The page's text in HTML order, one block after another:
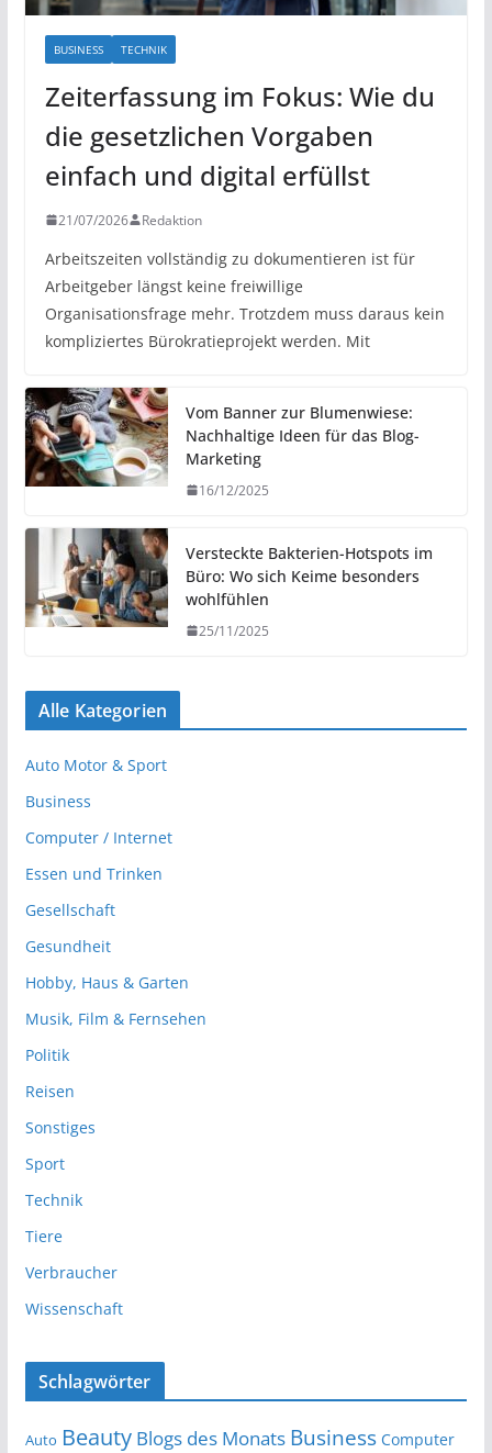
BUSINESS TECHNIK
Zeiterfassung im Fokus: Wie du
die gesetzlichen Vorgaben
einfach und digital erfüllst
21/07/2026 Redaktion
Arbeitszeiten vollständig zu dokumentieren ist für
Arbeitgeber längst keine freiwillige
Organisationsfrage mehr. Trotzdem muss daraus kein
kompliziertes Bürokratieprojekt werden. Mit
Vom Banner zur Blumenwiese:
Nachhaltige Ideen für das Blog-
Marketing
16/12/2025
Versteckte Bakterien-Hotspots im
Büro: Wo sich Keime besonders
wohlfühlen
25/11/2025
Alle Kategorien
Auto Motor & Sport
Business
Computer / Internet
Essen und Trinken
Gesellschaft
Gesundheit
Hobby, Haus & Garten
Musik, Film & Fernsehen
Politik
Reisen
Sonstiges
Sport
Technik
Tiere
Verbraucher
Wissenschaft
Schlagwörter
Auto Beauty Blogs des Monats Business Computer